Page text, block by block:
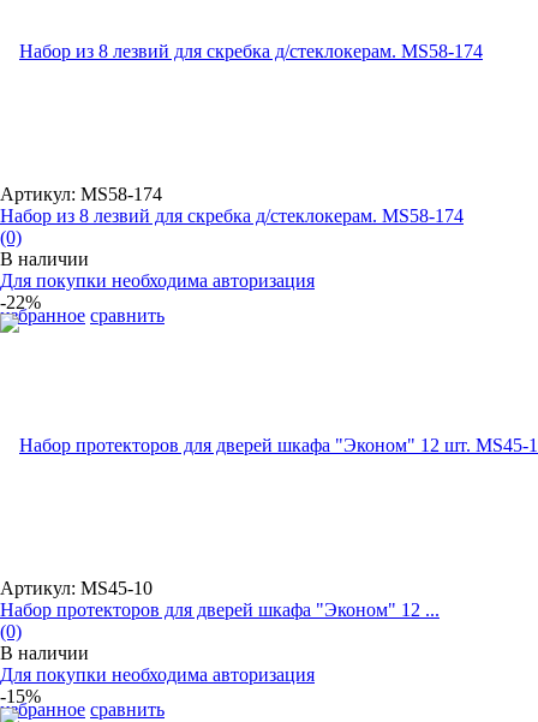
избранное сравнить
Артикул: MS58-174
Набор из 8 лезвий для скребка д/стеклокерам. MS58-174
(0)
В наличии
Для покупки необходима авторизация
-22%
избранное сравнить
Артикул: MS45-10
Набор протекторов для дверей шкафа "Эконом" 12 ...
(0)
В наличии
Для покупки необходима авторизация
-15%